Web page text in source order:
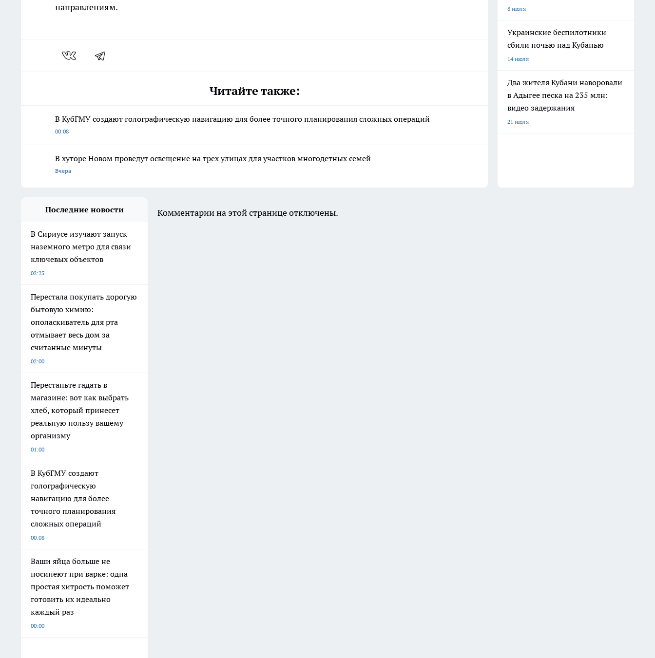
направлениям.
Читайте также:
В КубГМУ создают голографическую навигацию для более точного планирования сложных операций
00:08
В хуторе Новом проведут освещение на трех улицах для участков многодетных семей
Вчера
8 июля
Украинские беспилотники
сбили ночью над Кубанью
14 июля
Два жителя Кубани наворовали
в Адыгее песка на 235 млн:
видео задержания
21 июля
Последние новости
В Сириусе изучают запуск
наземного метро для связи
ключевых объектов
02:25
Перестала покупать дорогую
бытовую химию:
ополаскиватель для рта
отмывает весь дом за
считанные минуты
02:00
Перестаньте гадать в
магазине: вот как выбрать
хлеб, который принесет
реальную пользу вашему
организму
01:00
В КубГМУ создают
голографическую
навигацию для более
точного планирования
сложных операций
00:08
Ваши яйца больше не
посинеют при варке: одна
простая хитрость поможет
готовить их идеально
каждый раз
00:00
Комментарии на этой странице отключены.